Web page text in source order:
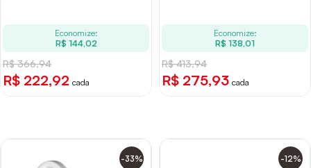
Economize:
R$ 144,02
R$ 366,94
R$ 222,92 cada
Economize:
R$ 138,01
R$ 413,94
R$ 275,93 cada
-33% -12%